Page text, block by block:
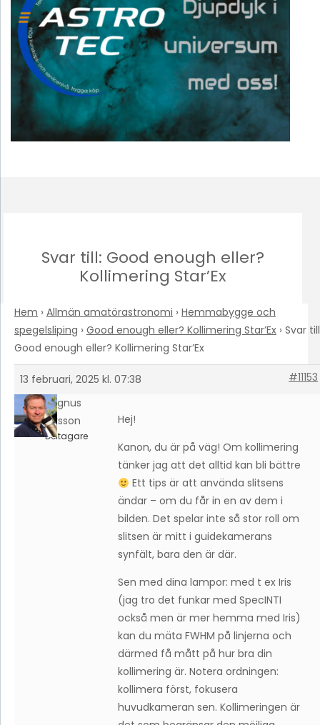
Svar till: Good enough eller?
Kollimering Star’Ex
Hem › Allmän amatörastronomi › Hemmabygge och
spegelsliping › Good enough eller? Kollimering Star’Ex › Svar
Good enough eller? Kollimering Star’Ex
13 februari, 2025 kl. 07:38
#11153
Magnus
Larsson
Deltagare
Hej!
Kanon, du är på väg! Om kollimering
tänker jag att det alltid kan bli bättre
Ett tips är att använda slitsens
ändar – om du får in en av dem i
bilden. Det spelar inte så stor roll om
slitsen är mitt i guidekamerans
synfält, bara den är där.
Sen med dina lampor: med t ex Iris
(jag tro det funkar med SpecINTI
också men är mer hemma med Iris)
kan du mäta FWHM på linjerna och
därmed få mått på hur bra din
kollimering är. Notera ordningen:
kollimera först, fokusera
huvudkameran sen. Kollimeringen är